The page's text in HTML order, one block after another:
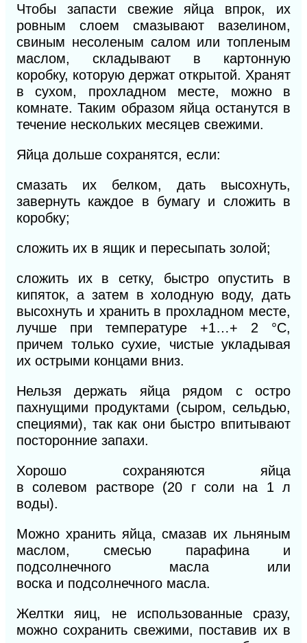
Чтобы запасти свежие яйца впрок, их
ровным слоем смазывают вазелином,
свиным несоленым салом или топленым
маслом, складывают в картонную
коробку, которую держат открытой. Хранят
в сухом, прохладном месте, можно в
комнате. Таким образом яйца останутся в
течение нескольких месяцев свежими.
Яйца дольше сохранятся, если:
смазать их белком, дать высохнуть,
завернуть каждое в бумагу и сложить в
коробку;
сложить их в ящик и пересыпать золой;
сложить их в сетку, быстро опустить в
кипяток, а затем в холодную воду, дать
высохнуть и хранить в прохладном месте,
лучше при температуре +1…+ 2 °С,
причем только сухие, чистые укладывая
их острыми концами вниз.
Нельзя держать яйца рядом с остро
пахнущими продуктами (сыром, сельдью,
специями), так как они быстро впитывают
посторонние запахи.
Хорошо сохраняются яйца
всолевом растворе (20 г соли на 1 л
воды).
Можно хранить яйца,смазав их льняным
маслом,смесью парафина и
подсолнечного масла или
воска и подсолнечного масла.
Желтки яиц, не использованные сразу,
можно сохранить свежими, поставив их в